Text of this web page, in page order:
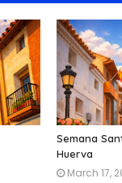
Semana
Huerva
March 17,